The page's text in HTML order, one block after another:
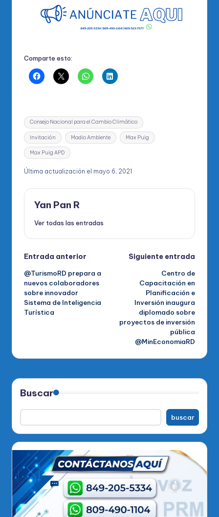
Comparte esto:
Etiquetas:
Consejo Nacional para el Cambio Climático
Invitación Madio Ambiente Max Puig
Max Puig APD
Última actualización el mayo 6, 2021
Yan Pan R
Ver todas las entradas
Navegación
de
entradas
Entrada anterior
@TurismoRD prepara a
nuevos colaboradores
sobre innovador
Sistema de Inteligencia
Turística
Siguiente entrada
Centro de
Capacitación en
Planificación e
Inversión inaugura
diplomado sobre
proyectos de inversión
pública
@MinEconomiaRD
Buscar
buscar